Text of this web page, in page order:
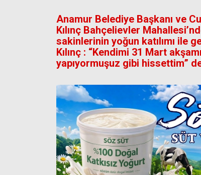
Anamur Belediye Başkanı ve
Kılınç Bahçelievler
sakinlerinin yoğun katılımı ile
Kılınç : “Kendimi 31 Mart
yapıyormuşuz gibi hissettim”